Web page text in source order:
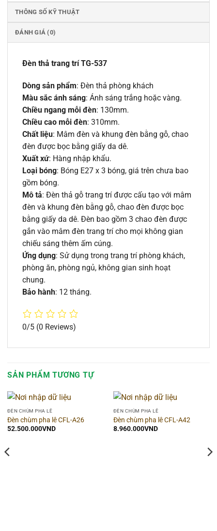
THÔNG SỐ KỸ THUẬT
ĐÁNH GIÁ (0)
Đèn thả trang trí TG-537
Dòng sản phẩm: Đèn thả phòng khách
Màu sắc ánh sáng: Ánh sáng trắng hoặc vàng.
Chiều ngang mỗi đèn: 130mm.
Chiều cao mỗi đèn: 310mm.
Chất liệu: Mâm đèn và khung đèn bằng gỗ, chao
đèn được bọc bằng giấy da dê.
Xuất xứ: Hàng nhập khẩu.
Loại bóng: Bóng E27 x 3 bóng, giá trên chưa bao
gồm bóng.
Mô tả: Đèn thả gỗ trang trí được cấu tạo với mâm
đèn và khung đèn bằng gỗ, chao đèn được bọc
bằng giấy da dê. Đèn bao gồm 3 chao đèn được
gắn vào mâm đèn trang trí cho mọi không gian
chiếu sáng thêm ấm cúng.
Ứng dụng: Sử dụng trong trang trí phòng khách,
phòng ăn, phòng ngủ, không gian sinh hoạt
chung.
Bảo hành: 12 tháng.
0/5 (0 Reviews)
SẢN PHẨM TƯƠNG TỰ
ĐÈN CHÙM PHA LÊ
Đèn chùm pha lê CFL-A26
52.500.000VND
ĐÈN CHÙM PHA LÊ
Đèn chùm pha lê CFL-A42
8.960.000VND